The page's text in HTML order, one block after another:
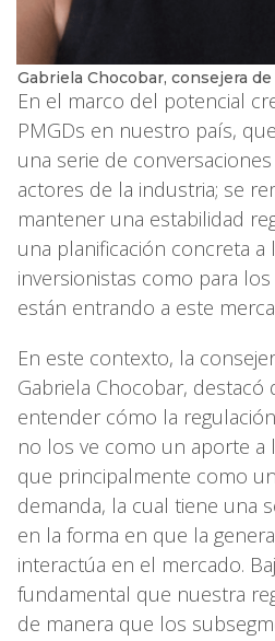
Gabriela Chocobar, consejera de
En el marco del potencial
PMGDs en nuestro país,
una serie de
actores de la industria; se
mantener una estabilidad
una planificación concreta
inversionistas como para
están entrando a este
En este contexto, la
Gabriela Chocobar, destacó
entender cómo la
no los ve como un aporte a
que principalmente como
demanda, la cual tiene una
en la forma en que la
interactúa en el mercado.
fundamental que nuestra
de manera que los